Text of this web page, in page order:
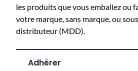
les produits que vous emballez ou
votre marque, sans marque, ou
distributeur (MDD).
Adhérer